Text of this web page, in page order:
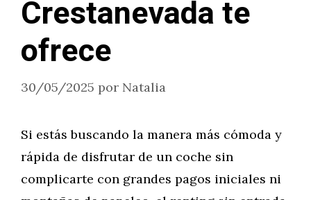
Crestanevada te
ofrece
30/05/2025 por Natalia
Si estás buscando la manera más cómoda y
rápida de disfrutar de un coche sin
complicarte con grandes pagos iniciales ni